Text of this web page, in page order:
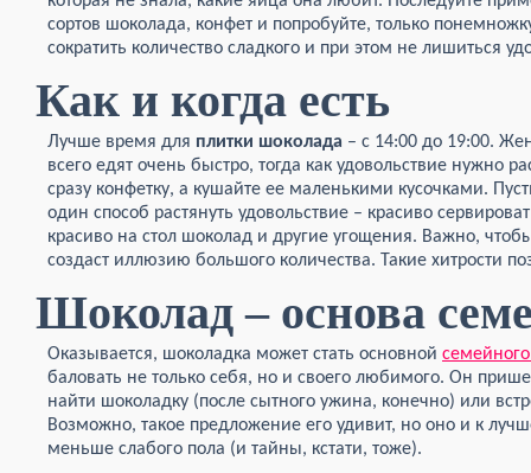
сортов шоколада, конфет и попробуйте, только
сократить количество сладкого и при этом не лишиться
Как и когда есть
Лучше время для плитки шоколада – с 14:00 до 19:00.
всего едят очень быстро, тогда как удовольствие нужно
сразу конфетку, а кушайте ее маленькими кусочками.
один способ растянуть удовольствие – красиво
красиво на стол шоколад и другие угощения. Важно,
создаст иллюзию большого количества. Такие хитрости
Шоколад – основа
Оказывается, шоколадка может стать основной семейного
баловать не только себя, но и своего любимого. Он
найти шоколадку (после сытного ужина, конечно) или
Возможно, такое предложение его удивит, но оно и к
меньше слабого пола (и тайны, кстати, тоже).